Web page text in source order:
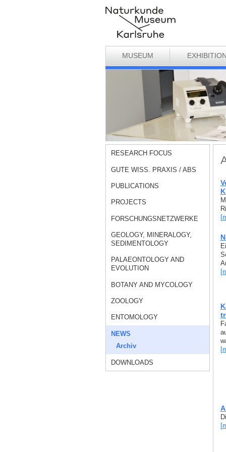
MUSEUM
RESEARCH FOCUS
GUTE WISS. PRAXIS / ABS
PUBLICATIONS
PROJECTS
FORSCHUNGSNETZWERKE
GEOLOGY, MINERALOGY,
SEDIMENTOLOGY
PALAEONTOLOGY AND
EVOLUTION
BOTANY AND MYCOLOGY
ZOOLOGY
ENTOMOLOGY
NEWS
Archiv
DOWNLOADS